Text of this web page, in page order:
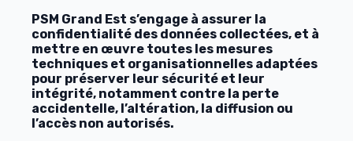
PSM Grand Est s’engage à assurer la
confidentialité des données collectées, et à
mettre en œuvre toutes les mesures
techniques et organisationnelles adaptées
pour préserver leur sécurité et leur
intégrité, notamment contre la perte
accidentelle, l’altération, la diffusion ou
l’accès non autorisés.